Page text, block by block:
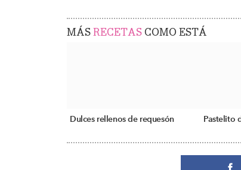
MÁSRECETAS COMO ESTÁ
Dulces rellenos de requesón Pastelito